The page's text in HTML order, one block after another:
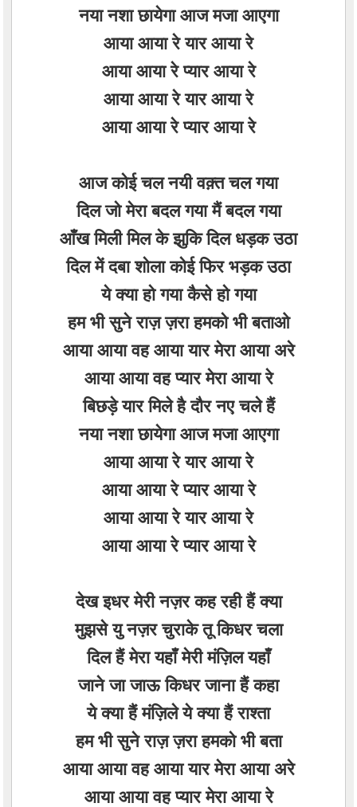
नया नशा छायेगा आज मजा आएगा
आया आया रे यार आया रे
आया आया रे प्यार आया रे
आया आया रे यार आया रे
आया आया रे प्यार आया रे
आज कोई चल नयी वक़्त चल गया
दिल जो मेरा बदल गया मैं बदल गया
आँख मिली मिल के झुकि दिल धड़क उठा
दिल में दबा शोला कोई फिर भड़क उठा
ये क्या हो गया कैसे हो गया
हम भी सुने राज़ ज़रा हमको भी बताओ
आया आया वह आया यार मेरा आया अरे
आया आया वह प्यार मेरा आया रे
बिछड़े यार मिले है दौर नए चले हैं
नया नशा छायेगा आज मजा आएगा
आया आया रे यार आया रे
आया आया रे प्यार आया रे
आया आया रे यार आया रे
आया आया रे प्यार आया रे
देख इधर मेरी नज़र कह रही हैं क्या
मुझसे यु नज़र चुराके तू किधर चला
दिल हैं मेरा यहाँ मेरी मंज़िल यहाँ
जाने जा जाऊ किधर जाना हैं कहा
ये क्या हैं मंज़िले ये क्या हैं राश्ता
हम भी सुने राज़ ज़रा हमको भी बता
आया आया वह आया यार मेरा आया अरे
आया आया वह प्यार मेरा आया रे